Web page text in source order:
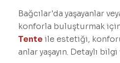
Bağcılar'da yaşayanlar
konforla buluşturmak
Tente ile estetiği,
anlar yaşayın. Detaylı